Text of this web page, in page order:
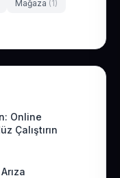
Mağaza (1)
Online
Çalıştırın